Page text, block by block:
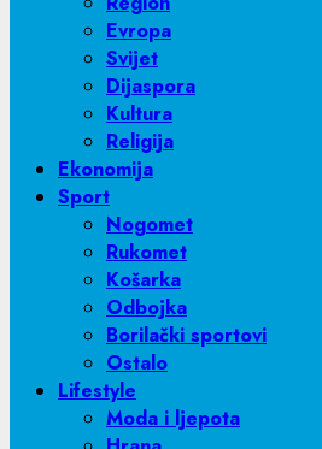
Evropa
Svijet
Dijaspora
Kultura
Religija
Ekonomija
Sport
Nogomet
Rukomet
Košarka
Odbojka
Borilački sportovi
Ostalo
Lifestyle
Moda i ljepota